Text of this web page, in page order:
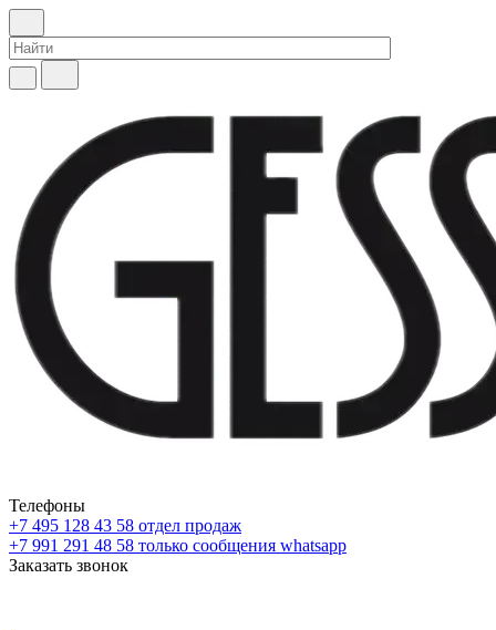
Телефоны
+7 495 128 43 58 отдел продаж
+7 991 291 48 58 только сообщения whatsapp
Заказать звонок